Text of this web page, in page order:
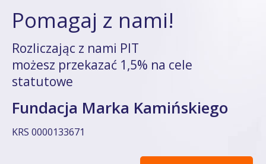
Pomagaj z nami!
Rozliczając z nami PIT
możesz przekazać 1,5% na cele
statutowe
Fundacja Marka Kamińskiego
KRS 0000133671